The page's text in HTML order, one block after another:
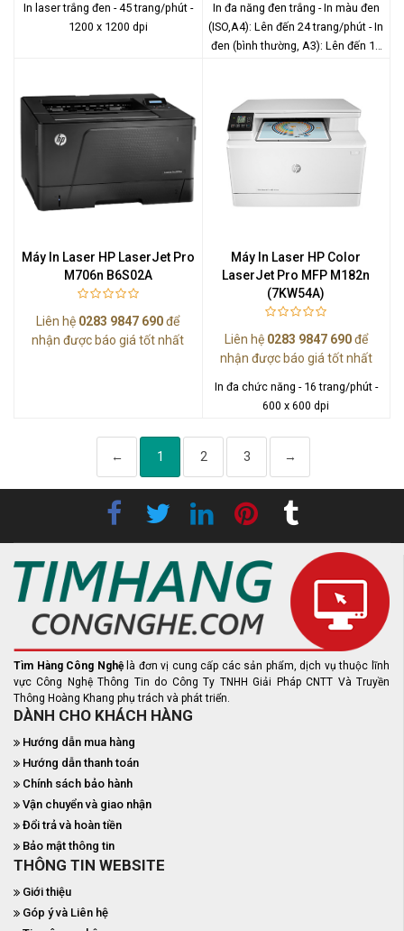
In laser trắng đen - 45 trang/phút -
1200 x 1200 dpi
In đa năng đen trắng - In màu đen
(ISO,A4): Lên đến 24 trang/phút - In
đen (bình thường, A3): Lên đến 13
Máy In Laser HP LaserJet Pro
M706n B6S02A
Liên hệ 0283 9847 690để
nhận được báo giá tốt nhất
Máy In Laser HP Color
LaserJet Pro MFP M182n
(7KW54A)
Liên hệ 0283 9847 690để
nhận được báo giá tốt nhất
In đa chức năng - 16 trang/phút -
600 x 600 dpi
← 1 2 3 →
Tìm Hàng Công Nghệ là đơn vị cung cấp các sản phẩm, dịch vụ thuộc lĩnh
vực Công Nghệ Thông Tin do Công Ty TNHH Giải Pháp CNTT Và Truyền
Thông Hoàng Khang phụ trách và phát triển.
DÀNH CHO KHÁCH HÀNG
Hướng dẫn mua hàng
Hướng dẫn thanh toán
Chính sách bảo hành
Vận chuyển và giao nhận
Đổi trả và hoàn tiền
Bảo mật thông tin
THÔNG TIN WEBSITE
Giới thiệu
Góp ý và Liên hệ